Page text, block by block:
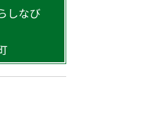
しなび